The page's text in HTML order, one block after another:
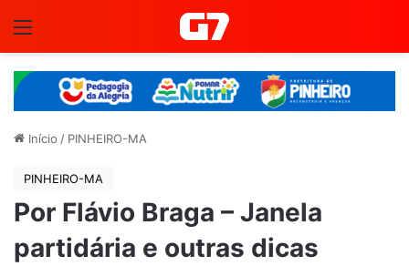
Início / PINHEIRO-MA
PINHEIRO-MA
Por Flávio Braga – Janela
partidária e outras dicas